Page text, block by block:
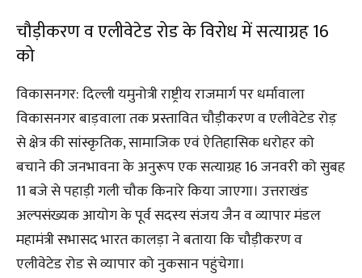
चौड़ीकरण व एलीवेटेड रोड के विरोध में सत्याग्रह 16
को
विकासनगर: दिल्ली यमुनोत्री राष्ट्रीय राजमार्ग पर धर्मावाला
विकासनगर बाड़वाला तक प्रस्तावित चौड़ीकरण व एलीवेटेड रोड़
से क्षेत्र की सांस्कृतिक, सामाजिक एवं ऐतिहासिक धरोहर को
बचाने की जनभावना के अनुरूप एक सत्याग्रह 16 जनवरी को सुबह
11 बजे से पहाड़ी गली चौक किनारे किया जाएगा। उत्तराखंड
अल्पसंख्यक आयोग के पूर्व सदस्य संजय जैन व व्यापार मंडल
महामंत्री सभासद भारत कालड़ा ने बताया कि चौड़ीकरण व
एलीवेटेड रोड से व्यापार को नुकसान पहुंचेगा।